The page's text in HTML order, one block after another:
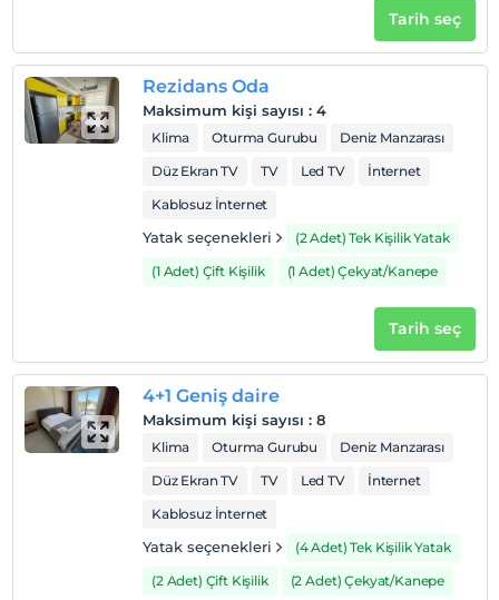
Her bir oda için 6 yaşına kadar 2 çocuk ücretsizdirTarih seç
Rezidans Oda
Maksimum kişi sayısı : 4
Klima Oturma Gurubu
Deniz Manzarası
Düz Ekran TV
TV Led TV
İnternet
Kablosuz İnternet
Yatak seçenekleri
(2 Adet) Tek Kişilik Yatak
(1 Adet) Çift Kişilik
(1 Adet) Çekyat/Kanepe
Tarih seç
4+1 Geniş daire
Maksimum kişi sayısı : 8
Klima Oturma Gurubu
Deniz Manzarası
Düz Ekran TV
TV Led TV
İnternet
Kablosuz İnternet
Yatak seçenekleri
(4 Adet) Tek Kişilik Yatak
(2 Adet) Çift Kişilik
(2 Adet) Çekyat/Kanepe